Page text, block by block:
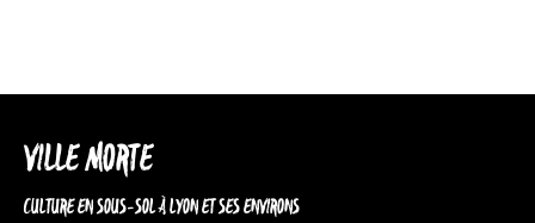
VILLE MORTE
CULTURE EN SOUS-SOL À LYON ET SES ENVIRONS